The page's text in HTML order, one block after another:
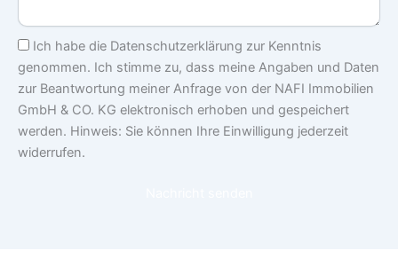
–
Einwilligung
Ich habe die Datenschutzerklärung zur Kenntnis
genommen. Ich stimme zu, dass meine Angaben und Daten
zur Beantwortung meiner Anfrage von der NAFI Immobilien
GmbH & CO. KG elektronisch erhoben und gespeichert
werden. Hinweis: Sie können Ihre Einwilligung jederzeit
widerrufen.